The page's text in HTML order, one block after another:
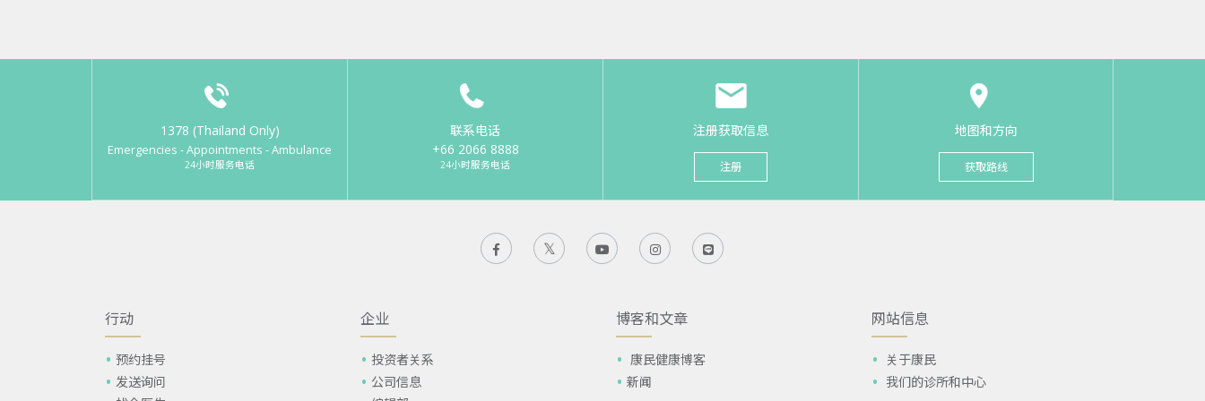
1378 (Thailand Only)
Emergencies - Appointments - Ambulance
24小时服务电话
联系电话
+66 2066 8888
24小时服务电话
注册获取信息
注册
地图和方向
获取路线
行动
预约挂号
发送询问
企业
投资者关系
公司信息
博客和文章
康民健康博客
新闻
网站信息
关于康民
我们的诊所和中心